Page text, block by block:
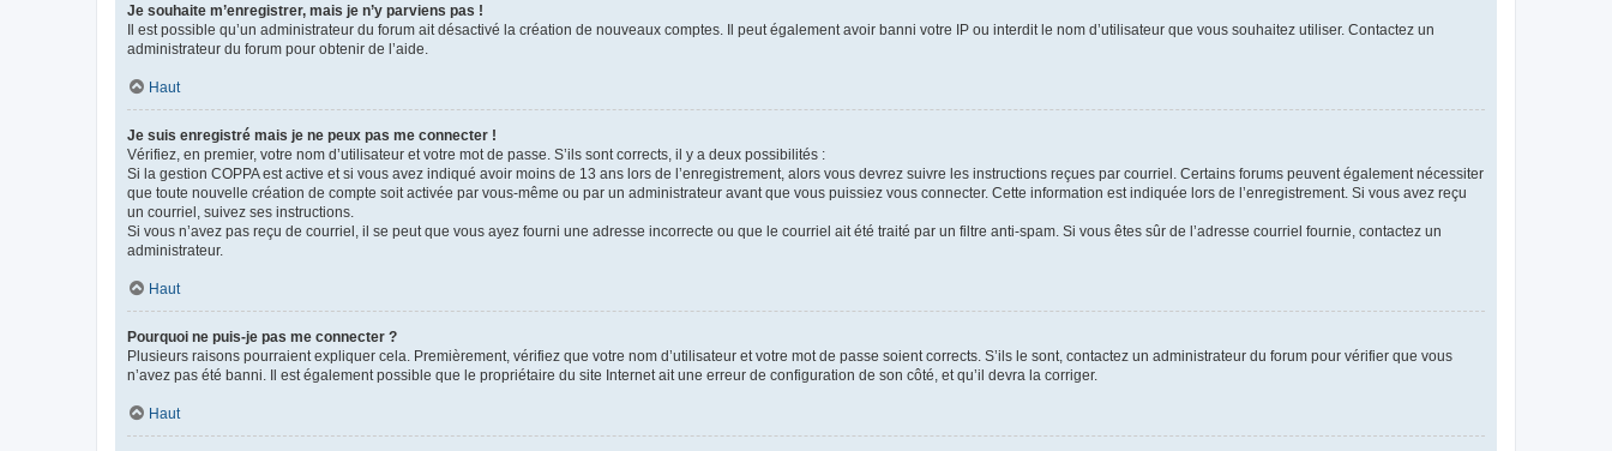
Je souhaite m’enregistrer, mais je n’y parviens pas !
Il est possible qu’un administrateur du forum ait désactivé la création de nouveaux comptes. Il peut également avoir banni votre IP ou interdit le nom d’utilisateur que vous souhaitez utiliser. Contactez un
administrateur du forum pour obtenir de l’aide.
Haut
Je suis enregistré mais je ne peux pas me connecter !
Vérifiez, en premier, votre nom d’utilisateur et votre mot de passe. S’ils sont corrects, il y a deux possibilités :
Si la gestion COPPA est active et si vous avez indiqué avoir moins de 13 ans lors de l’enregistrement, alors vous devrez suivre les instructions reçues par courriel. Certains forums peuvent également nécessiter
que toute nouvelle création de compte soit activée par vous-même ou par un administrateur avant que vous puissiez vous connecter. Cette information est indiquée lors de l’enregistrement. Si vous avez reçu
un courriel, suivez ses instructions.
Si vous n’avez pas reçu de courriel, il se peut que vous ayez fourni une adresse incorrecte ou que le courriel ait été traité par un filtre anti-spam. Si vous êtes sûr de l’adresse courriel fournie, contactez un
administrateur.
Haut
Pourquoi ne puis-je pas me connecter ?
Plusieurs raisons pourraient expliquer cela. Premièrement, vérifiez que votre nom d’utilisateur et votre mot de passe soient corrects. S’ils le sont, contactez un administrateur du forum pour vérifier que vous
n’avez pas été banni. Il est également possible que le propriétaire du site Internet ait une erreur de configuration de son côté, et qu’il devra la corriger.
Haut